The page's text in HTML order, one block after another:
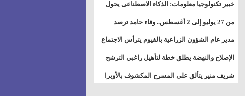
خبير تكنولوجيا معلومات: الذكاء الاصطناعى يحول
المستخدم إلى سلعة فى اقتصاد الانتباه
من 27 يوليو إلى 2 أغسطس.. وفاء حامد ترصد
تأثيرات أقوى الاتصالات الفلكية على الأبراج
مدير عام الشؤون الزراعية بالفيوم يترأس الاجتماع
الدوري لمتابعة الحصر الحيازي الجديدة
الإصلاح والنهضة يطلق خطة لتأهيل راغبي الترشح
للمجالس الشعبية المحلية ويستعرض خطط أماناته
بالمحافظات
شريف منير يتألق على المسرح المكشوف بالأوبرا